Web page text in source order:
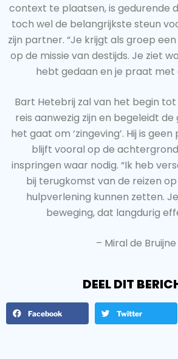
context te plaatsen, is gedurende
toch wel de belangrijkste steun
zijn partner. “Je krijgt als groep
op de missie van destijds. Je ziet
hebt gedaan en je praat met
Bart Hetebrij zal van het begin
reis aanwezig zijn en begeleidt
het gaat om ‘zingeving’. Hij is
blijft vooral op de
inspringen waar nodig. “Ik heb
bij terugkomst van de reizen
hulpverlening kunnen zetten.
beweging, dat langdurig
– Miral de Bruijne
DEEL DIT
Facebook Twitter